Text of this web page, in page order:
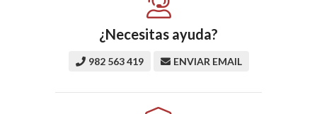
¿Necesitas ayuda?
982 563 419 ENVIAR EMAIL